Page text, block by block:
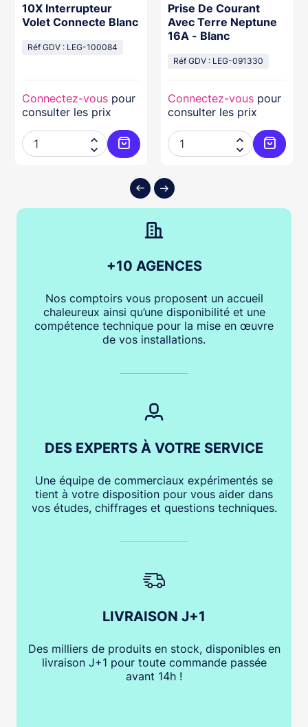
au panier
10X Interrupteur
Volet Connecte Blanc
Réf GDV : LEG-100084
Connectez-vous pour
consulter les prix


Ajouter au panier
Prise De Courant
Avec Terre Neptune
16A - Blanc
Réf GDV : LEG-091330
Connectez-vous pour
consulter les prix


+10 AGENCES
Nos comptoirs vous proposent un accueil
chaleureux ainsi qu’une disponibilité et une
compétence technique pour la mise en œuvre
de vos installations.
DES EXPERTS À VOTRE SERVICE
Une équipe de commerciaux expérimentés se
tient à votre disposition pour vous aider dans
vos études, chiffrages et questions techniques.
LIVRAISON J+1
Des milliers de produits en stock, disponibles en
livraison J+1 pour toute commande passée
avant 14h !